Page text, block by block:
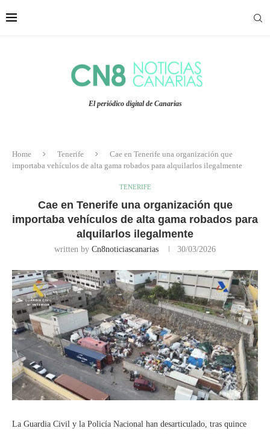
El periódico digital de Canarias
Home Tenerife
Cae en Tenerife una organización que
importaba vehículos de alta gama robados para alquilarlos ilegalmente
TENERIFE
Cae en Tenerife una organización que
importaba vehículos de alta gama robados para
alquilarlos ilegalmente
written by Cn8noticiascanarias 30/03/2026
La Guardia Civil y la Policía Nacional han desarticulado, tras quince